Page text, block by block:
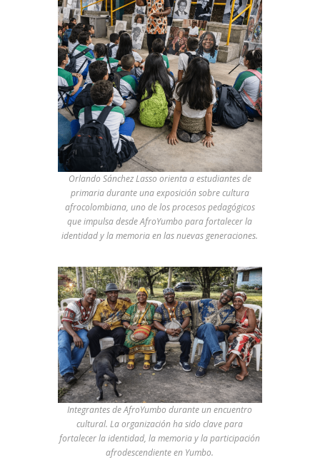
Orlando Sánchez Lasso orienta a estudiantes de
primaria durante una exposición sobre cultura
afrocolombiana, uno de los procesos pedagógicos
que impulsa desde AfroYumbo para fortalecer la
identidad y la memoria en las nuevas generaciones.
Integrantes de AfroYumbo durante un encuentro
cultural. La organización ha sido clave para
fortalecer la identidad, la memoria y la participación
afrodescendiente en Yumbo.